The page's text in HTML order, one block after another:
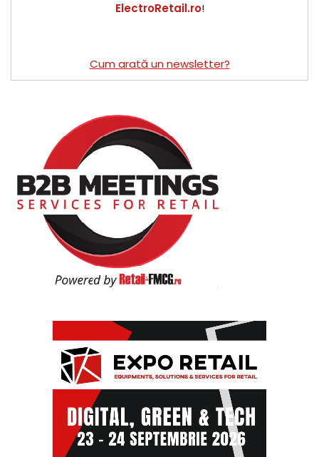
ElectroRetail.ro!
Cum arată un newsletter?